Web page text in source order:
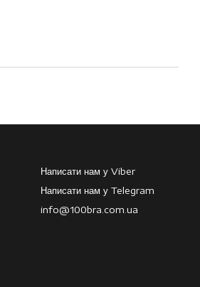
Написати нам у Viber
Написати нам у Telegram
info@100bra.com.ua